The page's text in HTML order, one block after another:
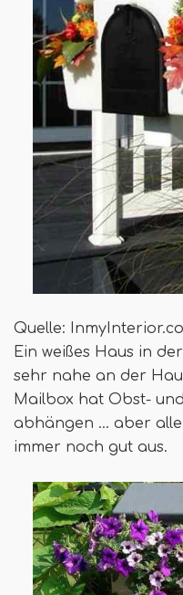
Quelle:
Ein weißes Haus in
sehr nahe an der
Mailbox hat Obst-
abhängen ... aber
immer noch gut aus.